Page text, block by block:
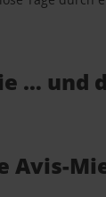
… und
Avis-